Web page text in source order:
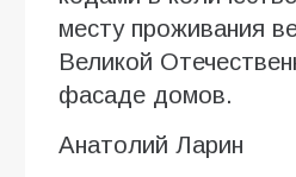
месту проживания
Великой
фасаде домов.
Анатолий Ларин